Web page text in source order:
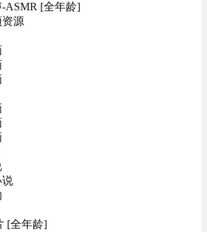
-ASMR [全年龄]
源
说
[全年龄]